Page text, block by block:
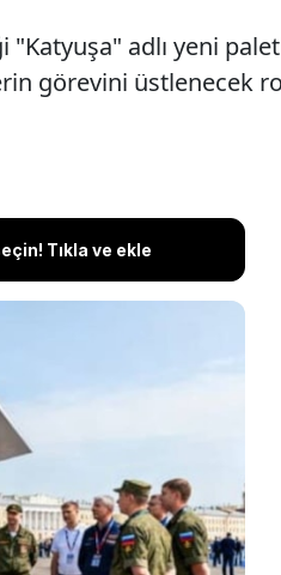
adlı yeni
görevini üstlenecek
Tıkla ve ekle
geliştirdiği "Katyuşa"
uluslararası fuarda
üstlenecek